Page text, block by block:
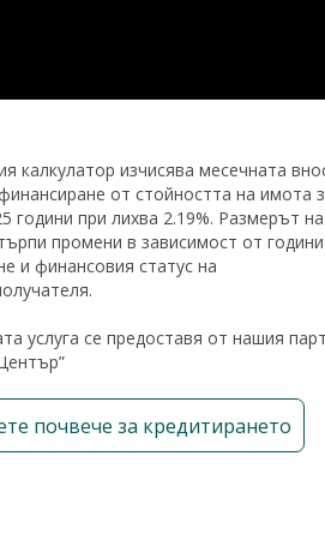
калкулатор изчисява месечната
от стойността на имота
години при лихва 2.19%. Размерът на
промени в зависимост от
и финансовия статус на
услуга се предоставя от нашия
почвече за кредитирането